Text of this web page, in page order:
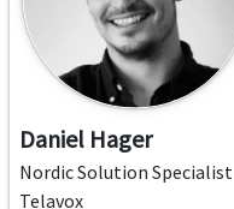
Daniel Hager
Nordic Solution Specialist
Telavox